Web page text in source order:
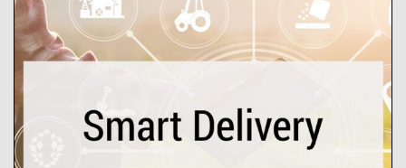
L’outil « Smart delivery » est un
espace en ligne pour créer des
produits agroalimentaires en utilisant
le modèle de chaîne
d’approvisionnement alimentaire